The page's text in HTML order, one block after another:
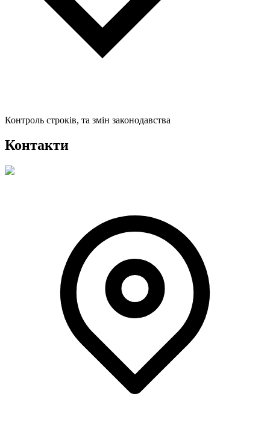
Контроль строків, та змін законодавства
Контакти